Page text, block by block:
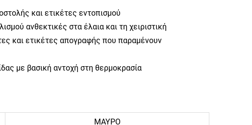
και ετικέτες εντοπισμού
ανθεκτικές στα έλαια και τη χειριστική
και ετικέτες απογραφής που παραμένουν
με βασική αντοχή στη θερμοκρασία
ΜΑΥΡΟ